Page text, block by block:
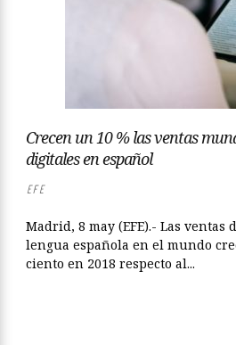
Crecen un 10 % las ventas
digitales en español
EFE
Madrid, 8 may (EFE).- Las
lengua española en el mundo
ciento en 2018 respecto al...